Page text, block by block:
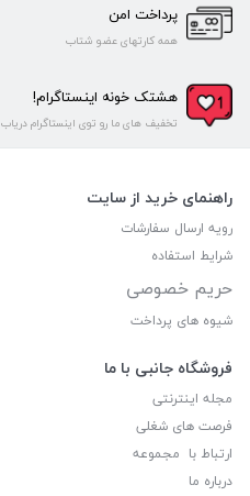
پرداخت امن
همه کارتهای عضو شتاب
هشتک خونه اینستاگرام!
تخفیف های ما رو توی اینستاگرام دریاب
راهنمای خرید از سایت
رویه ارسال سفارشات
شرایط استفاده
حریم خصوصی
شیوه های پرداخت
فروشگاه جانبی با ما
مجله اینترنتی
فرصت های شغلی
ارتباط با مجموعه
درباره ما